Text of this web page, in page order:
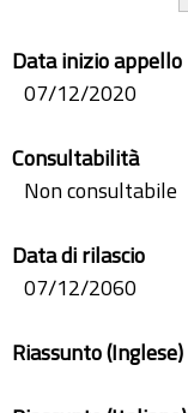
Data inizio appello
07/12/2020
Consultabilità
Non consultabile
Data di rilascio
07/12/2060
Riassunto (Inglese)